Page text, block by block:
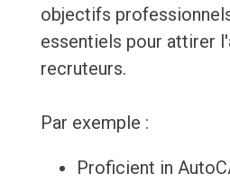
objectifs
essentiels pour attirer
recruteurs.
Par exemple :
Proficient in